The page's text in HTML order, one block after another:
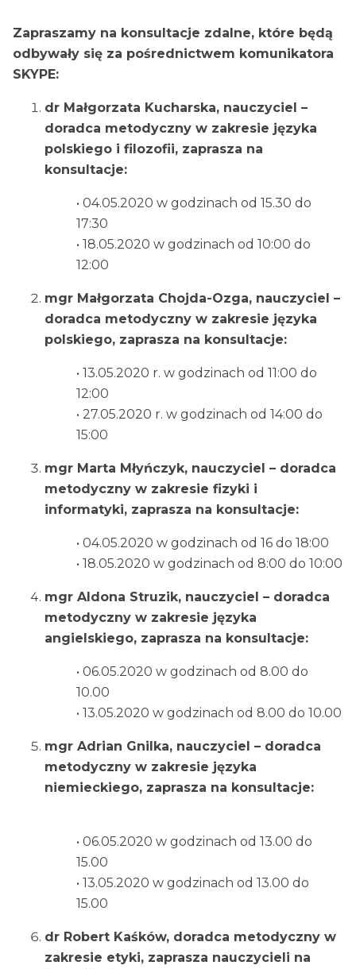
Zapraszamy na konsultacje zdalne, które będą
odbywały się za pośrednictwem komunikatora
SKYPE:
dr Małgorzata Kucharska, nauczyciel –
doradca metodyczny w zakresie języka
polskiego i filozofii, zaprasza na
konsultacje:
• 04.05.2020 w godzinach od 15.30 do
17:30
• 18.05.2020 w godzinach od 10:00 do
12:00
mgr Małgorzata Chojda-Ozga, nauczyciel –
doradca metodyczny w zakresie języka
polskiego, zaprasza na konsultacje:
• 13.05.2020 r. w godzinach od 11:00 do
12:00
• 27.05.2020 r. w godzinach od 14:00 do
15:00
mgr Marta Młyńczyk, nauczyciel – doradca
metodyczny w zakresie fizyki i
informatyki, zaprasza na konsultacje:
• 04.05.2020 w godzinach od 16 do 18:00
• 18.05.2020 w godzinach od 8:00 do 10:00
mgr Aldona Struzik, nauczyciel – doradca
metodyczny w zakresie języka
angielskiego, zaprasza na konsultacje:
• 06.05.2020 w godzinach od 8.00 do
10.00
• 13.05.2020 w godzinach od 8.00 do 10.00
mgr Adrian Gnilka, nauczyciel – doradca
metodyczny w zakresie języka
niemieckiego, zaprasza na konsultacje:
• 06.05.2020 w godzinach od 13.00 do
15.00
• 13.05.2020 w godzinach od 13.00 do
15.00
dr Robert Kaśków, doradca metodyczny w
zakresie etyki, zaprasza nauczycieli na